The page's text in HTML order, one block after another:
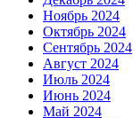
Ноябрь 2024
Октябрь 2024
Сентябрь 2024
Август 2024
Июль 2024
Июнь 2024
Май 2024